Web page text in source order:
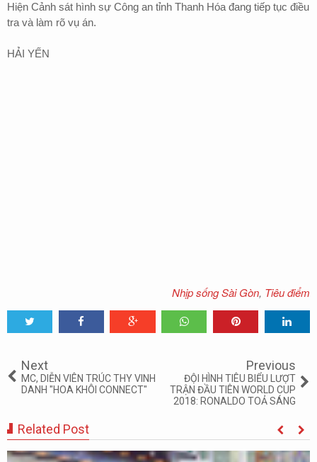
Hiện Cảnh sát hình sự Công an tỉnh Thanh Hóa đang tiếp tục điều
tra và làm rõ vụ án.
HẢI YẾN
Nhịp sống Sài Gòn, Tiêu điểm
Next
MC, DIỄN VIÊN TRÚC THY VINH
DANH "HOA KHÔI CONNECT"
Previous
ĐỘI HÌNH TIÊU BIỂU LƯỢT
TRẬN ĐẦU TIÊN WORLD CUP
2018: RONALDO TOẢ SÁNG
Related Post